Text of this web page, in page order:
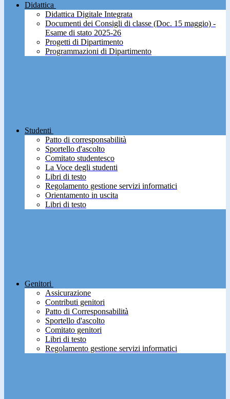
Didattica
Didattica Digitale Integrata
Documenti dei Consigli di classe (Doc. 15 maggio) -
Esame di stato 2025-26
Progetti di Dipartimento
Programmazioni di Dipartimento
Studenti
Patto di corresponsabilità
Sportello d'ascolto
Comitato studentesco
La Voce degli studenti
Libri di testo
Regolamento gestione servizi informatici
Orientamento in uscita
Libri di testo
Genitori
Assicurazione
Contributi genitori
Patto di Corresponsabilità
Sportello d'ascolto
Comitato genitori
Libri di testo
Regolamento gestione servizi informatici